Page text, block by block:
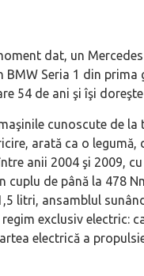
dat, un
BMW Seria 1 din
54 de ani şi îşi
cunoscute de la
arată ca o
anii 2004 şi 2009,
cuplu de până la 478
litri, ansamblul
exclusiv electric:
electrică a
cu